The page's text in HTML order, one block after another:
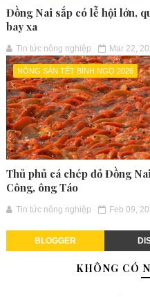
Đồng Nai sắp có lễ hội lớn,
bay xa
Tin tức nông nghiệp Mar 22,
NÔNG SẢN TẾT BÍNH NGỌ 2026
Thủ phủ cá chép đỏ Đồng
Công, ông Táo
Tin tức nông nghiệp Feb 09,
BLOGGER
KHÔNG CÓ